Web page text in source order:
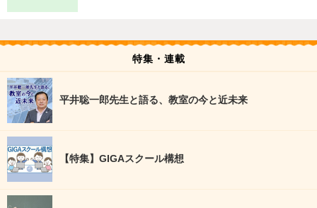
特集・連載
平井聡一郎先生と語る、教室の今と近未来
【特集】GIGAスクール構想